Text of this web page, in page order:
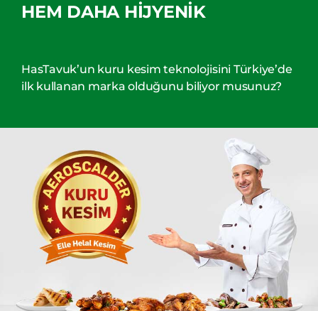
HEM DAHA HİJYENİK
HasTavuk’un kuru kesim teknolojisini Türkiye’de
ilk kullanan marka olduğunu biliyor musunuz?